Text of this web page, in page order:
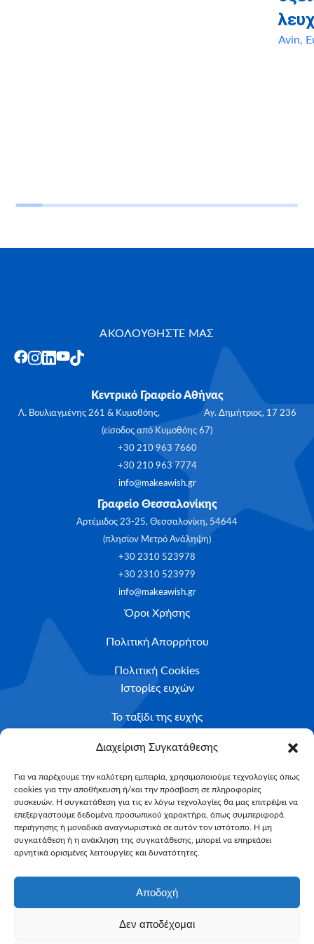
Διαχείριση Συγκατάθεσης
Για να παρέχουμε την καλύτερη εμπειρία, χρησιμοποιούμε τεχνολογίες όπως
cookies για την αποθήκευση ή/και την πρόσβαση σε πληροφορίες
συσκευών. Η συγκατάθεση για τις εν λόγω τεχνολογίες θα μας επιτρέψει να
επεξεργαστούμε δεδομένα προσωπικού χαρακτήρα, όπως συμπεριφορά
περιήγησης ή μοναδικά αναγνωριστικά σε αυτόν τον ιστότοπο. Η μη
συγκατάθεση ή η ανάκληση της συγκατάθεσης, μπορεί να επηρεάσει
αρνητικά ορισμένες λειτουργίες και δυνατότητες.
Αποδοχή
Δεν αποδέχομαι
Avin,
ΑΚΟΛΟΥΘΗΣΤΕ ΜΑΣ
Κεντρικό Γραφείο Αθήνας
Λ. Βουλιαγμένης 261 & Κυμοθόης, Αγ. Δημήτριος, 17 236
(είσοδος από Κυμοθόης 67)
+30 210 963 7660
+30 210 963 7774
info@makeawish.gr
Γραφείο Θεσσαλονίκης
Αρτέμιδος 23-25, Θεσσαλονίκη, 54644
(πλησίον Μετρό Ανάληψη)
+30 2310 523978
+30 2310 523979
info@makeawish.gr
Όροι Χρήσης
Πολιτική Απορρήτου
Πολιτική Cookies
Ιστορίες ευχών
Το ταξίδι της ευχής
Κριτήρια Καταλληλότητας
Υποβολή Αιτήματος
NEWSLETTER
Email*